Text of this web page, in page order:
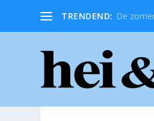
TRENDEND: De